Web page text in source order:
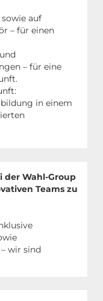
auf
– für einen
– für eine
in einem
der Wahl-Group
Teams zu
wir sind